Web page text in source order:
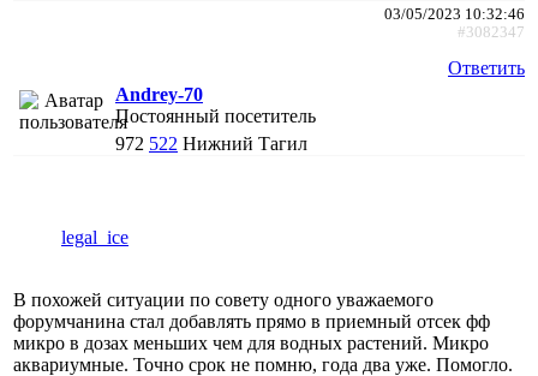
03/05/2023 10:32:46
#3082347
Ответить
Andrey-70
Постоянный посетитель
972 522 Нижний Тагил
legal_ice
В похожей ситуации по совету одного уважаемого
форумчанина стал добавлять прямо в приемный отсек фф
микро в дозах меньших чем для водных растений. Микро
аквариумные. Точно срок не помню, года два уже. Помогло.